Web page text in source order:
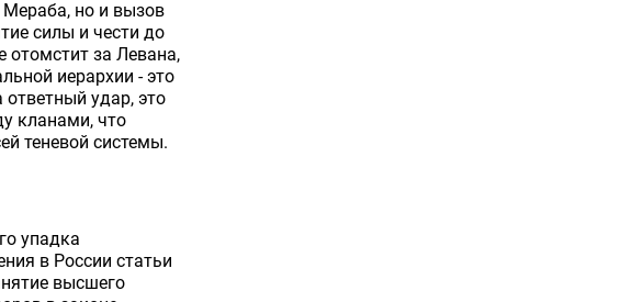
но и вызов
силы и чести до
отомстит за Левана,
иерархии - это
удар, это
кланами, что
теневой системы.
упадка
в России статьи
высшего